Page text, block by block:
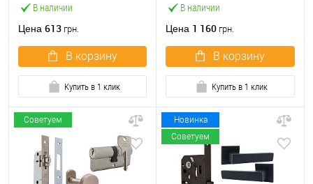
В наличии
тех.упаковки.без отв.
Цена 613 грн.
В корзину
Купить в 1 клик
В наличии
нержавеющая сталь
Цена 1 160 грн.
В корзину
Купить в 1 клик
Советуем
Новинка
Советуем